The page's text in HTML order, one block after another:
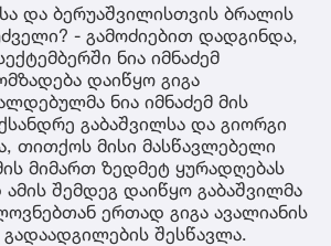
და ბერუაშვილისთვის ბრალის
- გამოძიებით დადგინდა,
ნია იმნაძემ
დაიწყო გიგა
ნია იმნაძემ მის
გაბაშვილსა და გიორგი
თითქოს მისი მასწავლებელი
მიმართ ზედმეტ ყურადღებას
შემდეგ დაიწყო გაბაშვილმა
ერთად გიგა ავალიანის
შესწავლა.